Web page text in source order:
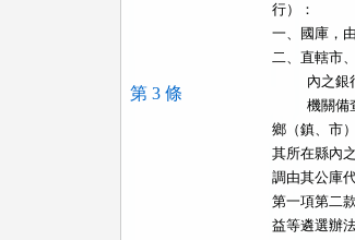
第 3 條
行）：
一、國庫，
二、直轄市
    機關備查。
鄉（鎮、市
其所在縣內
調由其公庫
第一項第二